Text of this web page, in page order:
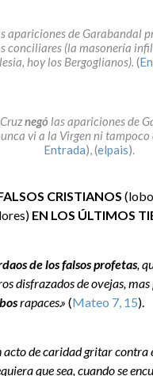
apariciones de Garabandal
conciliares (la masonería
hoy los Bergoglianos). (
negó las apariciones de
vi a la Virgen ni tampoco
Entrada), (elpais).
CRISTIANOS
EN LOS ÚLTIMOS
de los falsos profetas,
disfrazados de ovejas,
rapaces.» (Mateo 7, 15).
acto de caridad gritar contra
que sea, cuando se